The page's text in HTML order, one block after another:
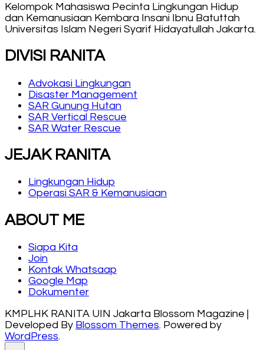
Kelompok Mahasiswa Pecinta Lingkungan Hidup
dan Kemanusiaan Kembara Insani Ibnu Batuttah
Universitas Islam Negeri Syarif Hidayatullah Jakarta.
DIVISI RANITA
Advokasi Lingkungan
Disaster Management
SAR Gunung Hutan
SAR Vertical Rescue
SAR Water Rescue
JEJAK RANITA
Lingkungan Hidup
Operasi SAR & Kemanusiaan
ABOUT ME
Siapa Kita
Join
Kontak Whatsaap
Google Map
Dokumenter
KMPLHK RANITA UIN Jakarta Blossom Magazine |
Developed By Blossom Themes. Powered by
WordPress.